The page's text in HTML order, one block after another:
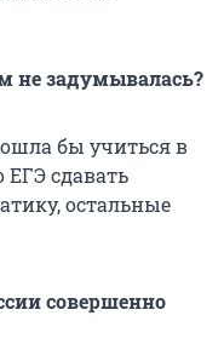
не задумывалась?
бы учиться в
сдавать
остальные
совершенно